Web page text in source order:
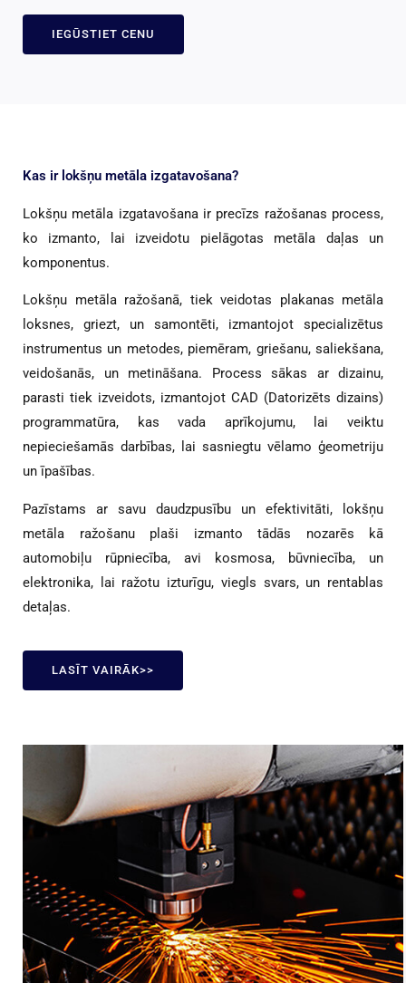
IEGŪSTIET CENU
Kas ir lokšņu metāla izgatavošana?
Lokšņu metāla izgatavošana ir precīzs ražošanas process,
ko izmanto, lai izveidotu pielāgotas metāla daļas un
komponentus.
Lokšņu metāla ražošanā, tiek veidotas plakanas metāla
loksnes, griezt, un samontēti, izmantojot specializētus
instrumentus un metodes, piemēram, griešanu, saliekšana,
veidošanās, un metināšana. Process sākas ar dizainu,
parasti tiek izveidots, izmantojot CAD (Datorizēts dizains)
programmatūra, kas vada aprīkojumu, lai veiktu
nepieciešamās darbības, lai sasniegtu vēlamo ģeometriju
un īpašības.
Pazīstams ar savu daudzpusību un efektivitāti, lokšņu
metāla ražošanu plaši izmanto tādās nozarēs kā
automobiļu rūpniecība, avi kosmosa, būvniecība, un
elektronika, lai ražotu izturīgu, viegls svars, un rentablas
detaļas.
LASĪT VAIRĀK>>